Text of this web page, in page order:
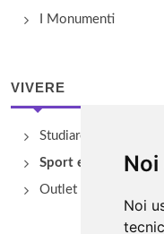
Noi
I Monumenti
VIVERE
Studiare
Sport e Benessere
Outlet e spacci